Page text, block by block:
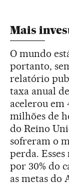
Mais
O mundo
portanto,
relatório
taxa anual
acelerou em
milhões de
do Reino
sofreram o
perda.
por 30% do
as metas do